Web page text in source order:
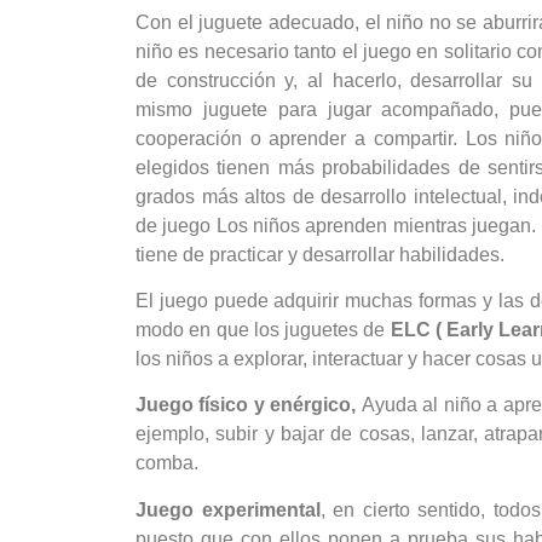
Con el juguete adecuado, el niño no se
niño es necesario tanto el juego en solitario
de construcción y, al hacerlo, desarrollar
mismo juguete para jugar acompañado,
cooperación o aprender a compartir. Los
elegidos tienen más probabilidades de
grados más altos de desarrollo intelectual,
de juego Los niños aprenden mientras
tiene de practicar y desarrollar habilidades.
El juego puede adquirir muchas formas y
modo en que los juguetes de ELC ( Early
los niños a explorar, interactuar y hacer cosas
Juego físico y enérgico, Ayuda al niño a
ejemplo, subir y bajar de cosas, lanzar,
comba.
Juego experimental , en cierto sentido,